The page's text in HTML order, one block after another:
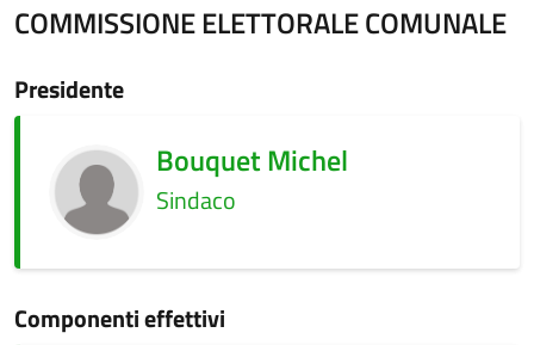
COMMISSIONE ELETTORALE COMUNALE
Presidente
Bouquet Michel
Sindaco
Componenti effettivi